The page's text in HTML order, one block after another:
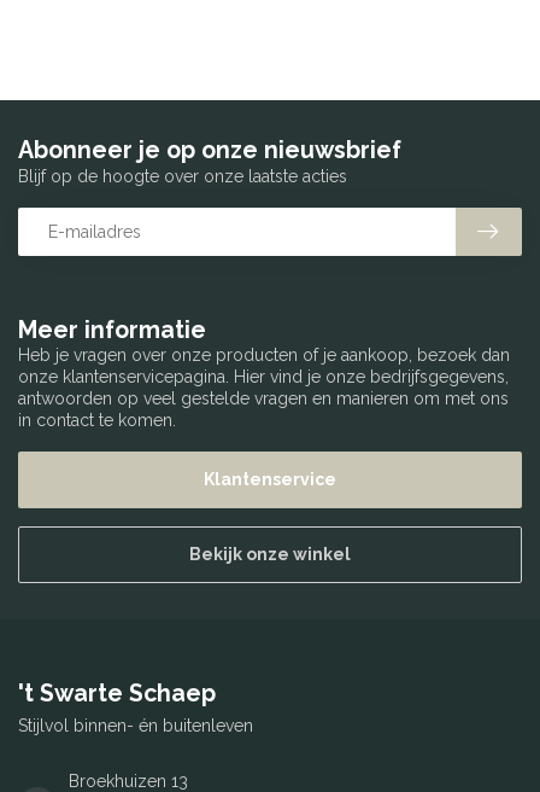
Meer informatie
Heb je vragen over onze producten of je aankoop, bezoek dan
onze klantenservicepagina. Hier vind je onze bedrijfsgegevens,
antwoorden op veel gestelde vragen en manieren om met ons
in contact te komen.
Klantenservice
Bekijk onze winkel
Abonneer je op onze nieuwsbrief
Blijf op de hoogte over onze laatste acties
't Swarte Schaep
Stijlvol binnen- én buitenleven
Broekhuizen 13